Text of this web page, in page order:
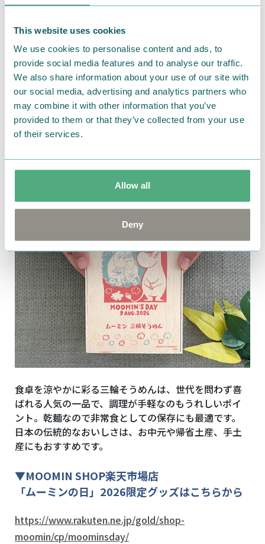
This website uses cookies
We use cookies to personalise content and ads, to
provide social media features and to analyse our traffic.
We also share information about your use of our site with
our social media, advertising and analytics partners who
may combine it with other information that you’ve
provided to them or that they’ve collected from your use
of their services.
Allow all
Deny
ギフトにもぴったりな蓋つき木箱は2026年限定の「ム
ーミンの日」アート入り。食べ終わった後の蓋を飾っ
たり、コレクションするのも楽しいですよ。
食卓を涼やかに彩る三輪そうめんは、世代を問わず喜
ばれる人気の一品で、調理が手軽なのもうれしいポイ
ント。乾麺なので非常食としての保存にも最適です。
日本の伝統的なおいしさは、お中元や帰省土産、手土
産にもおすすめです。
▼MOOMIN SHOP楽天市場店
「ムーミンの日」2026限定グッズはこちらから
https://www.rakuten.ne.jp/gold/shop-
moomin/cp/moominsday/